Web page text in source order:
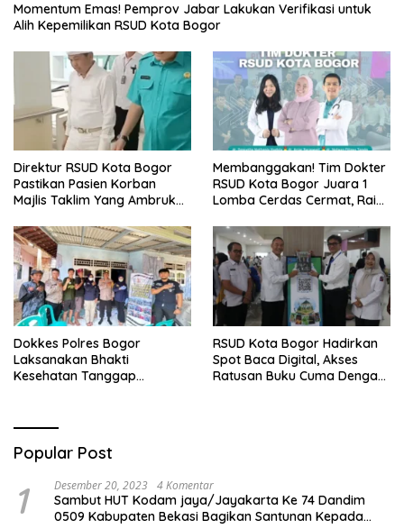
Momentum Emas! Pemprov Jabar Lakukan Verifikasi untuk
Alih Kepemilikan RSUD Kota Bogor
Direktur RSUD Kota Bogor
Pastikan Pasien Korban
Majlis Taklim Yang Ambruk
Perawatan Maksimal
Membanggakan! Tim Dokter
RSUD Kota Bogor Juara 1
Lomba Cerdas Cermat, Raih
Se-Bogor
Dokkes Polres Bogor
Laksanakan Bhakti
Kesehatan Tanggap
RSUD Kota Bogor Hadirkan
Spot Baca Digital, Akses
Ratusan Buku Cuma Dengan
Popular Post
1 Desember 20, 2023 4 Komentar
Sambut HUT Kodam jaya/Jayakarta Ke 74 Dandim
0509 Kabupaten Bekasi Bagikan Santunan Kepada